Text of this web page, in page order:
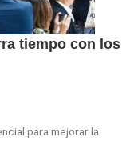
tiempo con los
para mejorar la